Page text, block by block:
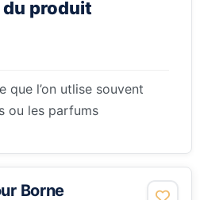
produit
que l’on utlise souvent
ou les parfums
Borne